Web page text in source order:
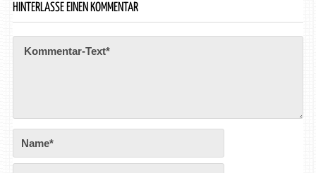
HINTERLASSE EINEN KOMMENTAR